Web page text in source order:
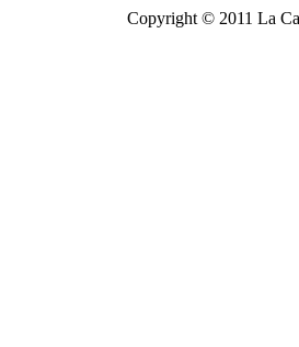
Copyright © 2011 La